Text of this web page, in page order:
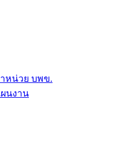
หน่วย บพข.
นงาน